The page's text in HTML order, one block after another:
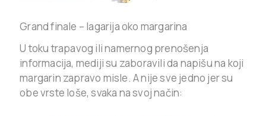
Grand finale – lagarija oko margarina
U toku trapavog ili namernog prenošenja
informacija, mediji su zaboravili da napišu na koji
margarin zapravo misle. A nije sve jedno jer su
obe vrste loše, svaka na svoj način: